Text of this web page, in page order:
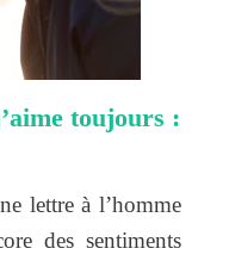
toujours :
lettre à l’homme
des sentiments